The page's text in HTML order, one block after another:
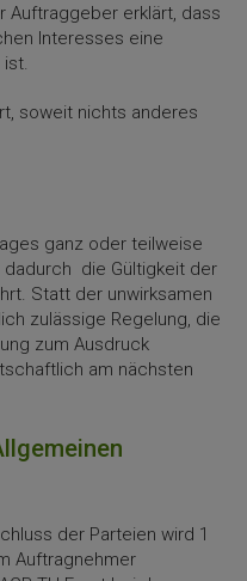
Auftraggeber erklärt, dass
Interesses eine
ist.
soweit nichts anderes
ganz oder teilweise
dadurch die Gültigkeit der
Statt der unwirksamen
zulässige Regelung, die
zum Ausdruck
am nächsten
der Parteien wird 1
Auftragnehmer